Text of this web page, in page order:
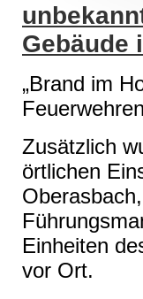
Gebäude
„Brand im
Zusätzlich
örtlichen
Einheiten
vor Ort.